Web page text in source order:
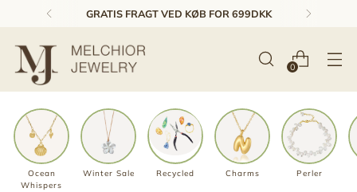
GRATIS FRAGT VED KØB FOR 699DKK
0
Ocean
Whispers
Winter Sale Recycled Charms Perler